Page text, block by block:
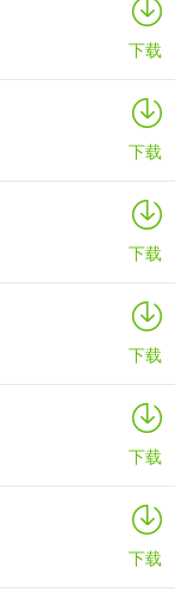
单曲指定难度挑战，
度以及同样的过关条
数以及附加条件，点
条件未完成则会结束
归零或中途退出挑战
与挑战。
直至歌曲通关或失
游玩本次限时单曲
下载
下载
下载
下载
下载
下载